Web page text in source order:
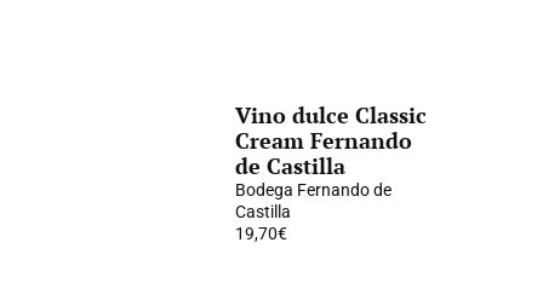
Vino dulce Classic
Cream Fernando
de Castilla
Bodega Fernando de
Castilla
19,70€